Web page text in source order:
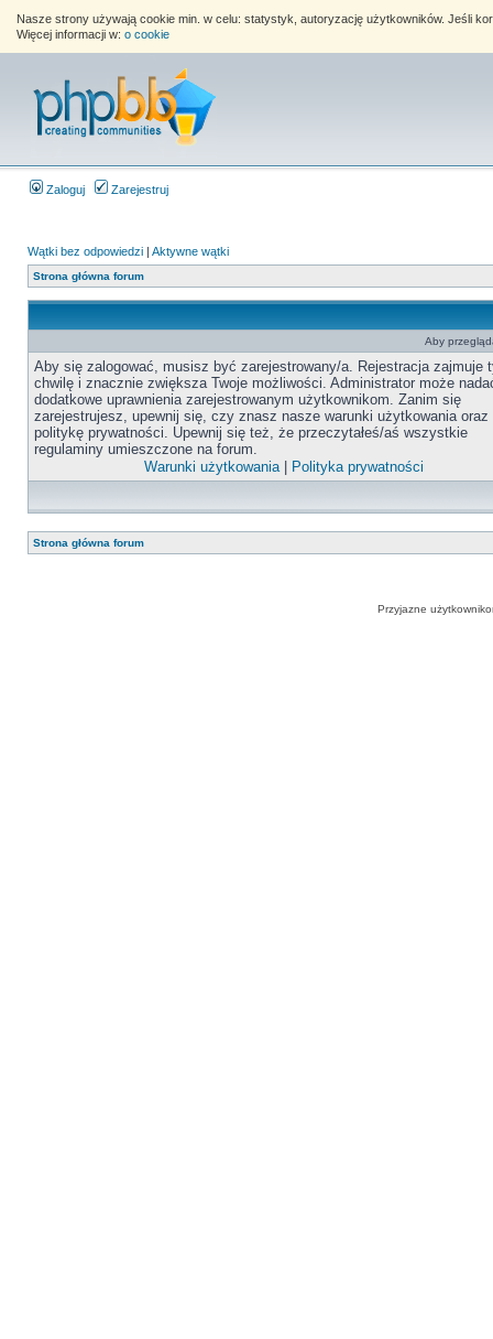
Nasze strony używają cookie min. w celu: statystyk, autoryzację użytkowników. Jeśli
Więcej informacji w: o cookie
Zaloguj Zarejestruj
Wątki bez odpowiedzi | Aktywne wątki
Strona główna forum
Aby
Aby się zalogować, musisz być zarejestrowany/a. Rejestracja zajmuje
chwilę i znacznie zwiększa Twoje możliwości. Administrator może
dodatkowe uprawnienia zarejestrowanym użytkownikom. Zanim się
zarejestrujesz, upewnij się, czy znasz nasze warunki użytkowania oraz
politykę prywatności. Upewnij się też, że przeczytałeś/aś wszystkie
regulaminy umieszczone na forum.
Warunki użytkowania| Polityka prywatności
Strona główna forum
Przyjazne